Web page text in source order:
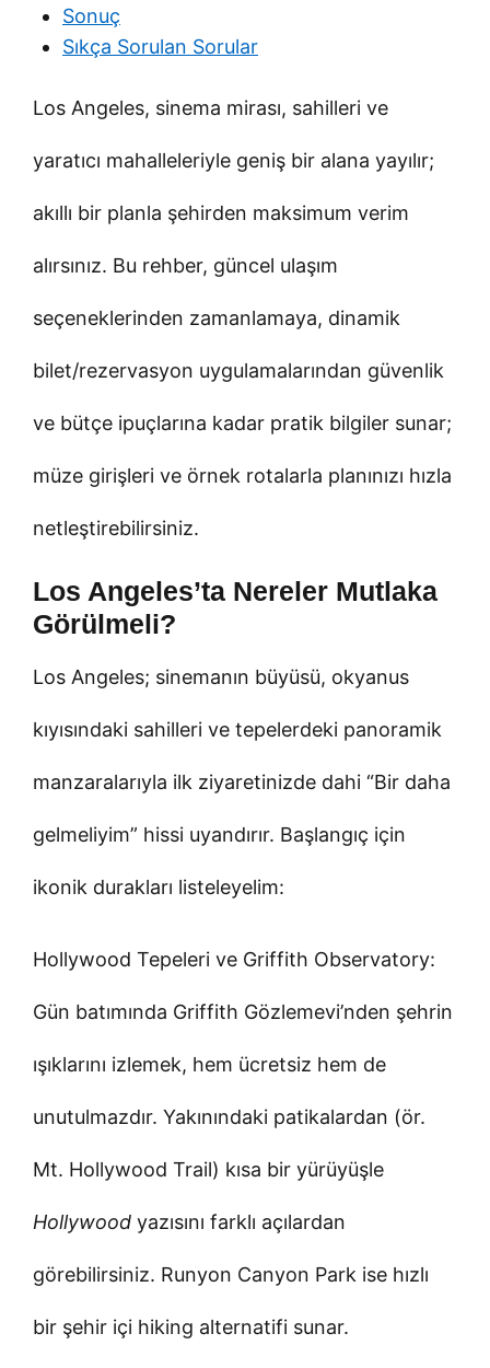
Sonuç
Sıkça Sorulan Sorular
Los Angeles, sinema mirası, sahilleri ve
yaratıcı mahalleleriyle geniş bir alana yayılır;
akıllı bir planla şehirden maksimum verim
alırsınız. Bu rehber, güncel ulaşım
seçeneklerinden zamanlamaya, dinamik
bilet/rezervasyon uygulamalarından güvenlik
ve bütçe ipuçlarına kadar pratik bilgiler sunar;
müze girişleri ve örnek rotalarla planınızı hızla
netleştirebilirsiniz.
Los Angeles’ta Nereler Mutlaka
Görülmeli?
Los Angeles; sinemanın büyüsü, okyanus
kıyısındaki sahilleri ve tepelerdeki panoramik
manzaralarıyla ilk ziyaretinizde dahi “Bir daha
gelmeliyim” hissi uyandırır. Başlangıç için
ikonik durakları listeleyelim:
Hollywood Tepeleri ve Griffith Observatory:
Gün batımında Griffith Gözlemevi’nden şehrin
ışıklarını izlemek, hem ücretsiz hem de
unutulmazdır. Yakınındaki patikalardan (ör.
Mt. Hollywood Trail) kısa bir yürüyüşle
Hollywood yazısını farklı açılardan
görebilirsiniz. Runyon Canyon Park ise hızlı
bir şehir içi hiking alternatifi sunar.